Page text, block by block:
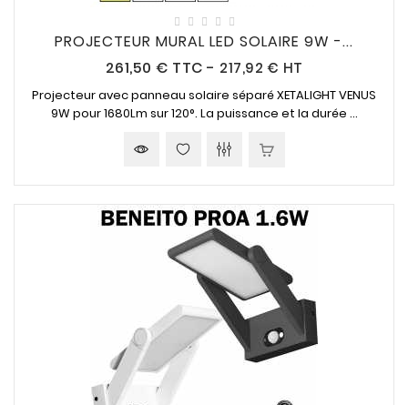
PROJECTEUR MURAL LED SOLAIRE 9W -...
261,50 € Prix
TTC - 217,92 € HT
Projecteur avec panneau solaire séparé XETALIGHT VENUS
9W pour 1680Lm sur 120°. La puissance et la durée ...